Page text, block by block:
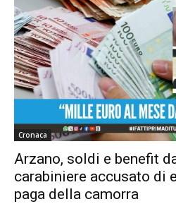
Cronaca
Arzano, soldi e benefit
carabiniere accusato di
paga della camorra